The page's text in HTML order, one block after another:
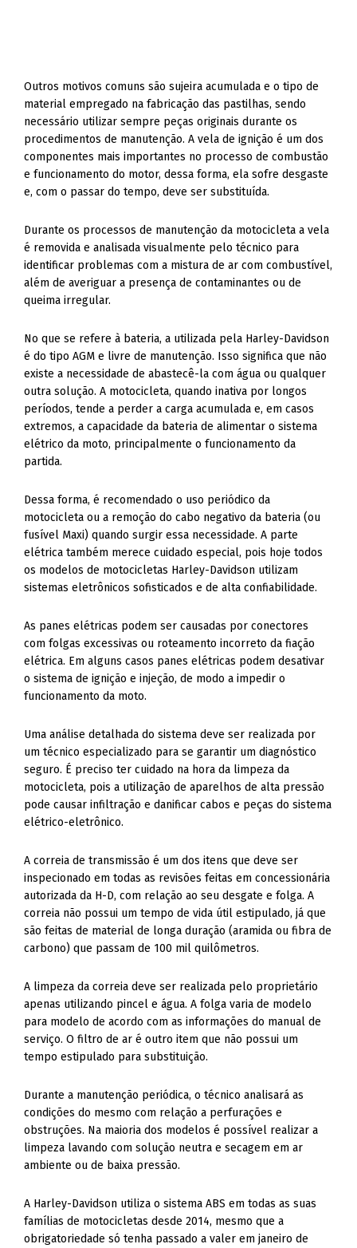
Outros motivos comuns são sujeira acumulada e o tipo de
material empregado na fabricação das pastilhas, sendo
necessário utilizar sempre peças originais durante os
procedimentos de manutenção. A vela de ignição é um dos
componentes mais importantes no processo de combustão
e funcionamento do motor, dessa forma, ela sofre desgaste
e, com o passar do tempo, deve ser substituída.
Durante os processos de manutenção da motocicleta a vela
é removida e analisada visualmente pelo técnico para
identificar problemas com a mistura de ar com combustível,
além de averiguar a presença de contaminantes ou de
queima irregular.
No que se refere à bateria, a utilizada pela Harley-Davidson
é do tipo AGM e livre de manutenção. Isso significa que não
existe a necessidade de abastecê-la com água ou qualquer
outra solução. A motocicleta, quando inativa por longos
períodos, tende a perder a carga acumulada e, em casos
extremos, a capacidade da bateria de alimentar o sistema
elétrico da moto, principalmente o funcionamento da
partida.
Dessa forma, é recomendado o uso periódico da
motocicleta ou a remoção do cabo negativo da bateria (ou
fusível Maxi) quando surgir essa necessidade. A parte
elétrica também merece cuidado especial, pois hoje todos
os modelos de motocicletas Harley-Davidson utilizam
sistemas eletrônicos sofisticados e de alta confiabilidade.
As panes elétricas podem ser causadas por conectores
com folgas excessivas ou roteamento incorreto da fiação
elétrica. Em alguns casos panes elétricas podem desativar
o sistema de ignição e injeção, de modo a impedir o
funcionamento da moto.
Uma análise detalhada do sistema deve ser realizada por
um técnico especializado para se garantir um diagnóstico
seguro. É preciso ter cuidado na hora da limpeza da
motocicleta, pois a utilização de aparelhos de alta pressão
pode causar infiltração e danificar cabos e peças do sistema
elétrico-eletrônico.
A correia de transmissão é um dos itens que deve ser
inspecionado em todas as revisões feitas em concessionária
autorizada da H-D, com relação ao seu desgate e folga. A
correia não possui um tempo de vida útil estipulado, já que
são feitas de material de longa duração (aramida ou fibra de
carbono) que passam de 100 mil quilômetros.
A limpeza da correia deve ser realizada pelo proprietário
apenas utilizando pincel e água. A folga varia de modelo
para modelo de acordo com as informações do manual de
serviço. O filtro de ar é outro item que não possui um
tempo estipulado para substituição.
Durante a manutenção periódica, o técnico analisará as
condições do mesmo com relação a perfurações e
obstruções. Na maioria dos modelos é possível realizar a
limpeza lavando com solução neutra e secagem em ar
ambiente ou de baixa pressão.
A Harley-Davidson utiliza o sistema ABS em todas as suas
famílias de motocicletas desde 2014, mesmo que a
obrigatoriedade só tenha passado a valer em janeiro de